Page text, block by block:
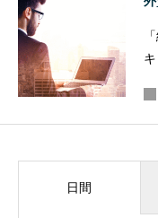
日間